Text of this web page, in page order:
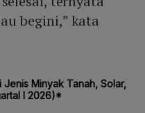
begini,” kata